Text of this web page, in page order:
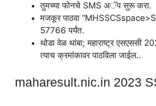
तुमच्या फोनचे SMS अॅप सुरू करा.
मजकूर पाठवा
57766 पर्यंत.
थोडा वेळ थांबा; महाराष्ट्र एसएससी
त्याच क्रमांकावर पाठविला जाईल..
maharesult.nic.in 2023